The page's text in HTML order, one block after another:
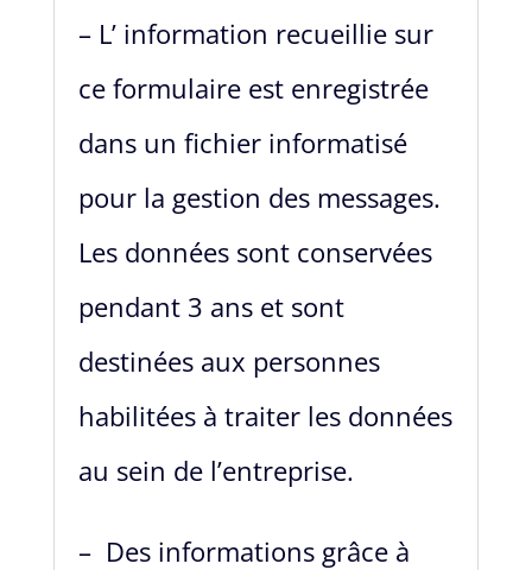
– L’ information recueillie sur
ce formulaire est enregistrée
dans un fichier informatisé
pour la gestion des messages.
Les données sont conservées
pendant 3 ans et sont
destinées aux personnes
habilitées à traiter les données
au sein de l’entreprise.
– Des informations grâce à